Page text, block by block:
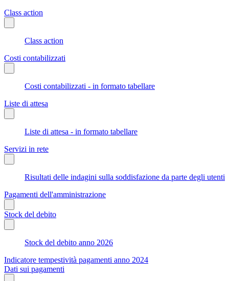
Class action
Class action
Costi contabilizzati
Costi contabilizzati - in formato tabellare
Liste di attesa
Liste di attesa - in formato tabellare
Servizi in rete
Risultati delle indagini sulla soddisfazione da parte degli utenti
Pagamenti dell'amministrazione
Stock del debito
Stock del debito anno 2026
Indicatore tempestività pagamenti anno 2024
Dati sui pagamenti